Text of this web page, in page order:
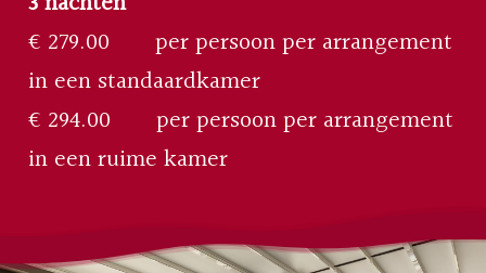
€ 279.00 per persoon per arrangement
in een standaardkamer
€ 294.00 per persoon per arrangement
in een ruime kamer